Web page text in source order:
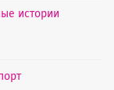
истории